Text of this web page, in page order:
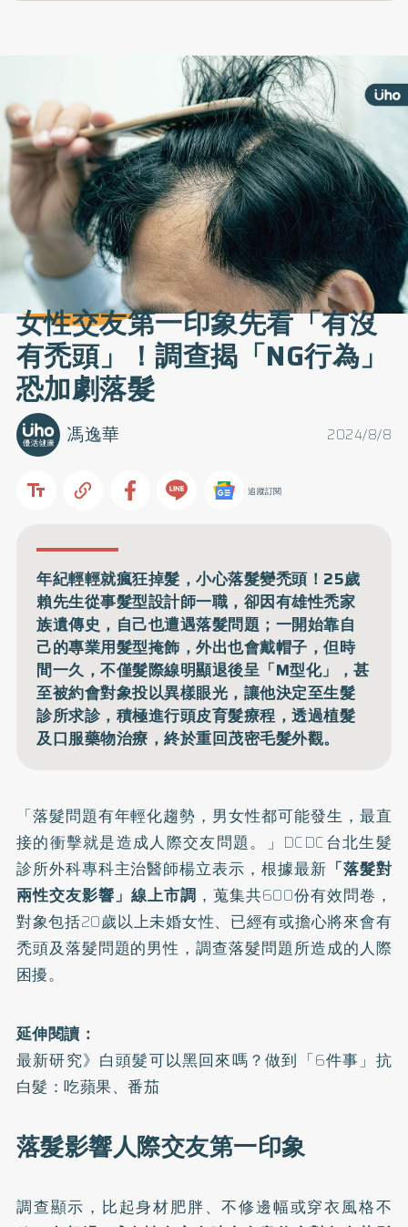
女性交友第一印象先看「有沒
有禿頭」！調查揭「NG行為」
恐加劇落髮
2024/8/8
馮逸華
追蹤訂閱
年紀輕輕就瘋狂掉髮，小心落髮變禿頭！25歲
賴先生從事髮型設計師一職，卻因有雄性禿家
族遺傳史，自己也遭遇落髮問題；一開始靠自
己的專業用髮型掩飾，外出也會戴帽子，但時
間一久，不僅髮際線明顯退後呈「M型化」，甚
至被約會對象投以異樣眼光，讓他決定至生髮
診所求診，積極進行頭皮育髮療程，透過植髮
及口服藥物治療，終於重回茂密毛髮外觀。
「落髮問題有年輕化趨勢，男女性都可能發生，最直
接的衝擊就是造成人際交友問題。」DCDC台北生髮
診所外科專科主治醫師楊立表示，根據最新 「落髮對
兩性交友影響」線上市調 ，蒐集共600份有效問卷，
對象包括20歲以上未婚女性、已經有或擔心將來會有
禿頭及落髮問題的男性，調查落髮問題所造成的人際
困擾。
延伸閱讀：
最新研究》白頭髮可以黑回來嗎？做到「6件事」抗
白髮：吃蘋果、番茄
落髮影響人際交友第一印象
調查顯示，比起身材肥胖、不修邊幅或穿衣風格不